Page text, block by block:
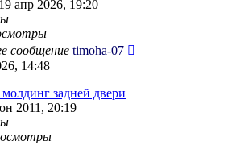
апр 2026, 19:20
сообщение timoha-07
14:48
задней двери
2011, 20:19